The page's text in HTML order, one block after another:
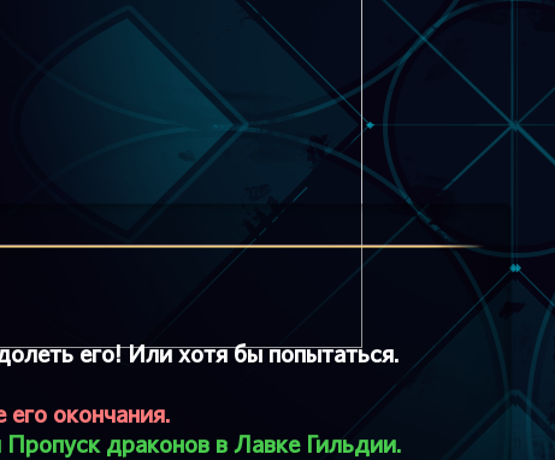
его! Или хотя бы попытаться.
окончания.
драконов в Лавке Гильдии.